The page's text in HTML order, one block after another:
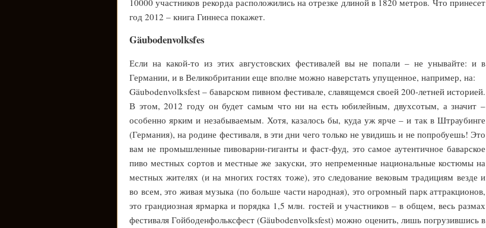
10000 участников рекорда расположились на отрезке длиной в 1820 метров. Что принесет
год 2012 – книга Гиннеса покажет.
Gäubodenvolksfes
Если на какой-то из этих августовских фестивалей вы не попали – не унывайте: и в
Германии, и в Великобритании еще вполне можно наверстать упущенное, например, на:
Gäubodenvolksfest – баварском пивном фестивале, славящемся своей 200-летней историей.
В этом, 2012 году он будет самым что ни на есть юбилейным, двухсотым, а значит –
особенно ярким и незабываемым. Хотя, казалось бы, куда уж ярче – и так в Штраубинге
(Германия), на родине фестиваля, в эти дни чего только не увидишь и не попробуешь! Это
вам не промышленные пивоварни-гиганты и фаст-фуд, это самое аутентичное баварское
пиво местных сортов и местные же закуски, это непременные национальные костюмы на
местных жителях (и на многих гостях тоже), это следование вековым традициям везде и
во всем, это живая музыка (по больше части народная), это огромный парк аттракционов,
это грандиозная ярмарка и порядка 1,5 млн. гостей и участников – в общем, весь размах
фестиваля Гойбоденфольксфест (Gäubodenvolksfest) можно оценить, лишь погрузившись в